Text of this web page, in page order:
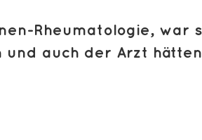
Rheumatologie, war
auch der Arzt